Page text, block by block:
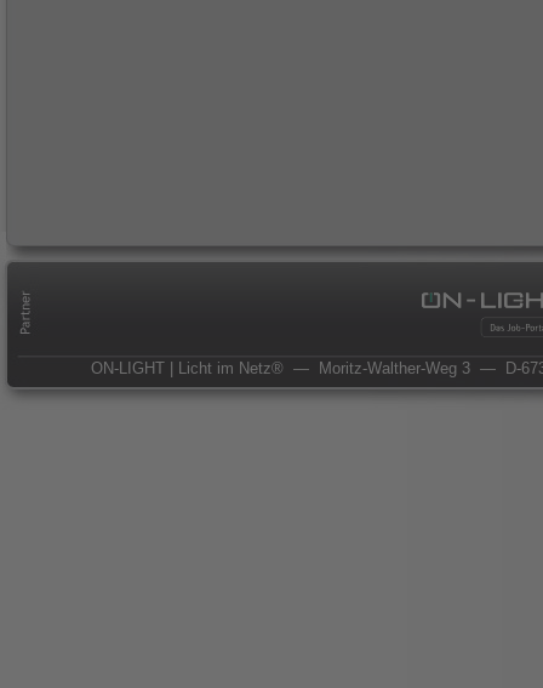
ON-LIGHT | Licht im Netz® — Moritz-Walther-Weg 3 — D-